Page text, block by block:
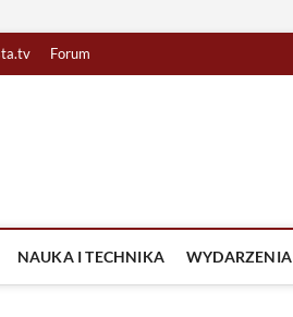
Forum
NAUKA I TECHNIKA WYDARZENIA